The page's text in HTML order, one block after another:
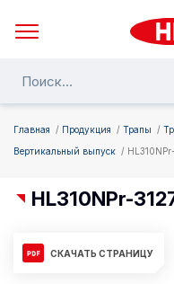
Главная Продукция Трапы
Вертикальный выпуск
HL310NPr-
СКАЧАТЬ СТРАНИЦУ